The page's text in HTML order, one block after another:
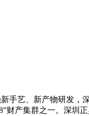
艺、新产物研发，
财产集群之一。深圳